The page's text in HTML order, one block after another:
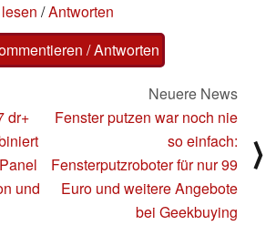
/Antworten
/ Antworten
dr+
und
Neuere News
Fenster putzen war noch nie
so einfach:
Fensterputzroboter für nur 99
Euro und weitere Angebote
bei Geekbuying
⟩